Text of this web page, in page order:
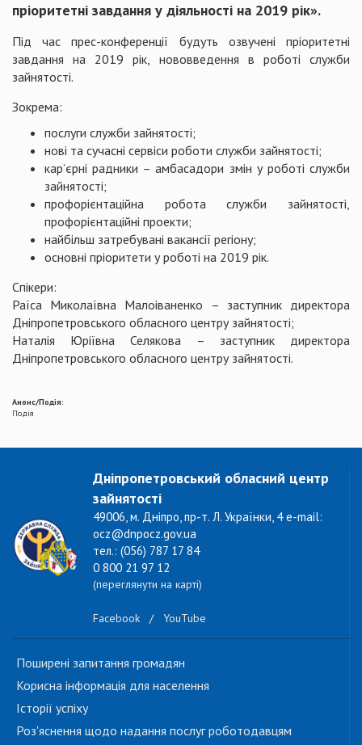
пріоритетні завдання у діяльності на 2019 рік».
Під час прес-конференції будуть озвучені пріоритетні
завдання на 2019 рік, нововведення в роботі служби
зайнятості.
Зокрема:
послуги служби зайнятості;
нові та сучасні сервіси роботи служби зайнятості;
кар’єрні радники – амбасадори змін у роботі служби
зайнятості;
профорієнтаційна робота служби зайнятості,
профорієнтаційні проекти;
найбільш затребувані вакансії регіону;
основні пріоритети у роботі на 2019 рік.
Спікери:
Раїса Миколаївна Малоіваненко – заступник директора
Дніпропетровського обласного центру зайнятості;
Наталія Юріївна Селякова – заступник директора
Дніпропетровського обласного центру зайнятості.
Анонс/Подія:
Подія
Дніпропетровський обласний центр
зайнятості
49006, м. Дніпро, пр-т. Л. Українки, 4 e-mail:
ocz@dnpocz.gov.ua
тел.: (056) 787 17 84
0 800 21 97 12
(переглянути на карті)
Facebook / YouTube
Поширені запитання громадян
Корисна інформація для населення
Історії успіху
Роз'яснення щодо надання послуг роботодавцям